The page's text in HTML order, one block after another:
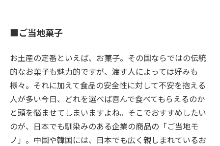
■ご当地菓子
お土産の定番といえば、お菓子。その国ならではの伝統
的なお菓子も魅力的ですが、渡す人によっては好みも
様々。それに加えて食品の安全性に対して不安を抱える
人が多い今日、どれを選べば喜んで食べてもらえるのか
と頭を悩ませてしまいますよね。そこでおすすめしたい
のが、日本でも馴染みのある企業の商品の「ご当地モ
ノ」。中国や韓国には、日本でも広く親しまれているお